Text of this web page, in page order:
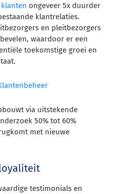
ongeveer 5x duurder
klantrelaties.
en pleitbezorgers
waardoor er een
toekomstige groei en
via uitstekende
50% tot 60%
met nieuwe
testimonials en